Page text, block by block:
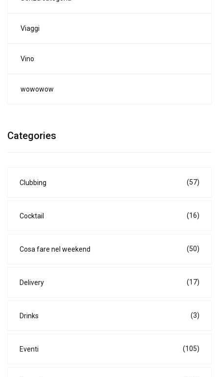
Viaggi
Vino
wowowow
Categories
Clubbing (57)
Cocktail (16)
Cosa fare nel weekend (50)
Delivery (17)
Drinks (3)
Eventi (105)